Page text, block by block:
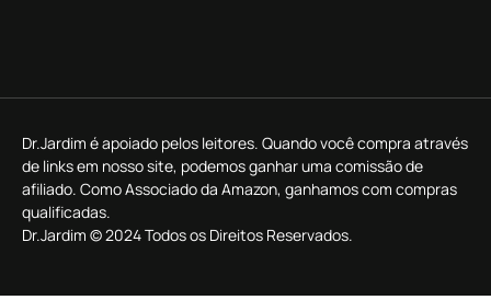
Dr.Jardim é apoiado pelos leitores. Quando você compra através
de links em nosso site, podemos ganhar uma comissão de
afiliado. Como Associado da Amazon, ganhamos com compras
qualificadas.
Dr.Jardim © 2024 Todos os Direitos Reservados.